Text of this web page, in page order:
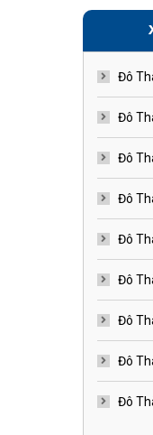
Đô
Đô
Đô
Đô
Đô
Đô
Đô
Đô
Đô